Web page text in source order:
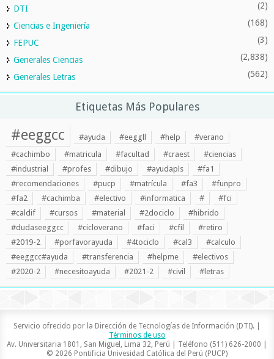
DTI (2)
Ciencias e Ingeniería (168)
FEPUC (3)
Generales Ciencias (2,838)
Generales Letras (562)
Etiquetas Más Populares
#eeggcc #ayuda #eeggll #help
#verano
#cachimbo
#matricula #facultad #craest
#ciencias
#industrial
#profes #dibujo #ayudapls
#fa1
#recomendaciones
#pucp #matrícula #fa3
#funpro
#fa2
#cachimba #electivo #informatica #
#fci
#caldif
#cursos #material #2dociclo
#hibrido
#dudaseeggcc
#cicloverano #faci #cfil
#retiro
#2019-2
#porfavorayuda #4tociclo #cal3
#calculo
#eeggcc#ayuda
#transferencia #helpme
#electivos
#2020-2
#necesitoayuda #2021-2 #civil #letras
Servicio ofrecido por la Dirección de Tecnologías de Información (DTI). |
Términos de uso
Av. Universitaria 1801, San Miguel, Lima 32, Perú | Teléfono (511) 626-2000 |
© 2026 Pontificia Univesidad Católica del Perú (PUCP)